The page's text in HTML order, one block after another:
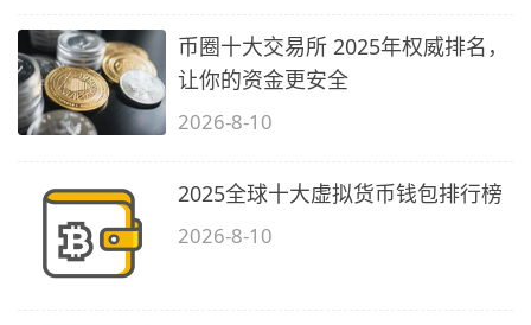
币圈十大交易所 2025年权威排名，
让你的资金更安全
2026-8-10
2025全球十大虚拟货币钱包排行榜
2026-8-10